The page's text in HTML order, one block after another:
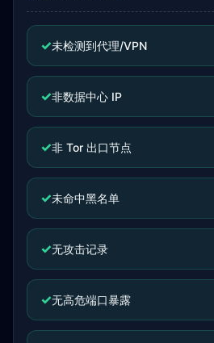
✓未检测到代理/VPN
✓非数据中心 IP
✓非 Tor 出口节点
✓未命中黑名单
✓无攻击记录
✓无高危端口暴露